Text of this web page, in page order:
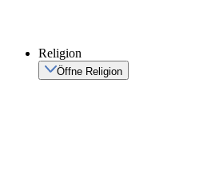
Religion
Öffne Religion